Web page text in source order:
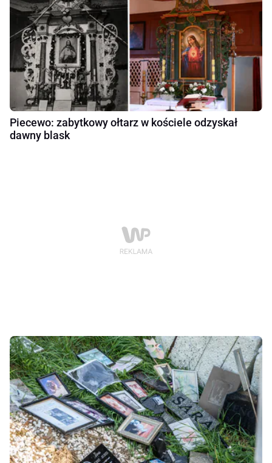
Piecewo: zabytkowy ołtarz w kościele odzyskał
dawny blask